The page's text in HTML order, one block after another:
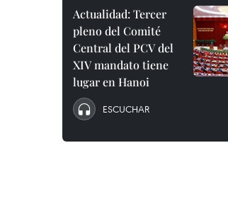
Actualidad: Tercer
pleno del Comité
Central del PCV del
XIV mandato tiene
lugar en Hanoi
ESCUCHAR